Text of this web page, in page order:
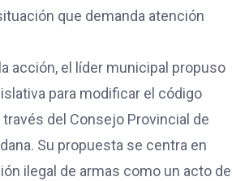
que demanda atención
acción, el líder municipal propuso
para modificar el código
del Consejo Provincial de
Su propuesta se centra en
ilegal de armas como un acto de